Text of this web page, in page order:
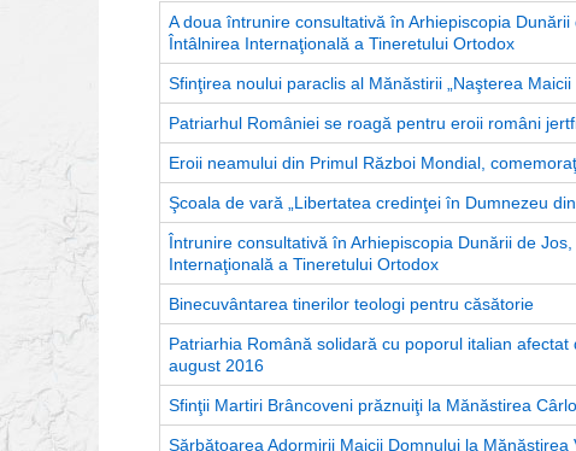
A doua întrunire consultativă în Arhiepiscopia
Întâlnirea Internaţională a Tineretului Ortodox
Sfinţirea noului paraclis al Mănăstirii „Naşterea Maicii
Patriarhul României se roagă pentru eroii români
Eroii neamului din Primul Război Mondial,
Şcoala de vară „Libertatea credinţei în Dumnezeu
Întrunire consultativă în Arhiepiscopia Dunării de
Internaţională a Tineretului Ortodox
Binecuvântarea tinerilor teologi pentru căsătorie
Patriarhia Română solidară cu poporul italian
august 2016
Sfinţii Martiri Brâncoveni prăznuiţi la Mănăstirea
Sărbătoarea Adormirii Maicii Domnului la Mănăstirea